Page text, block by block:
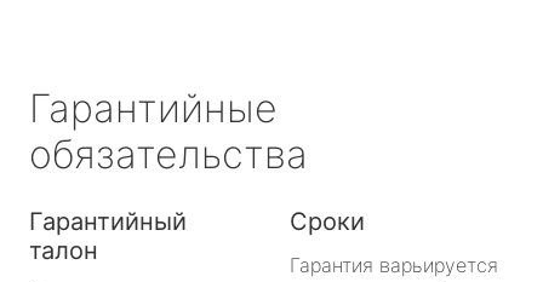
Гарантийные
обязательства
Гарантийный
талон
Сроки
Гарантия варьируется